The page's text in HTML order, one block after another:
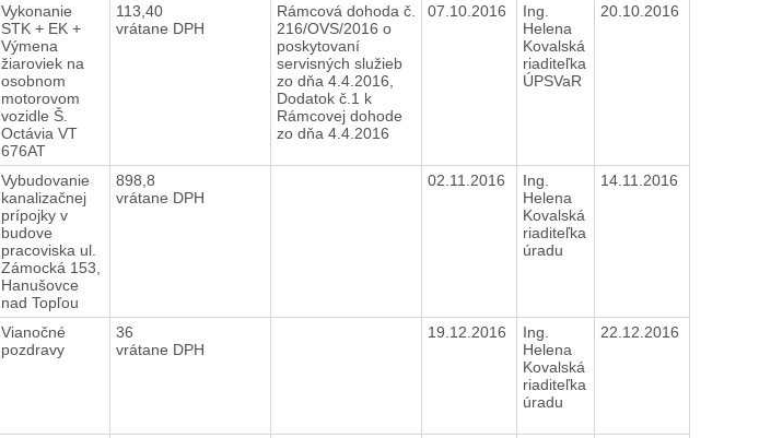
Vykonanie
STK + EK +
Výmena
žiaroviek na
osobnom
motorovom
vozidle Š.
Octávia VT
676AT
113,40
vrátane DPH
Rámcová dohoda č.
216/OVS/2016 o
poskytovaní
servisných služieb
zo dňa 4.4.2016,
Dodatok č.1 k
Rámcovej dohode
zo dňa 4.4.2016
07.10.2016
Ing.
Helena
Kovalská
riaditeľka
ÚPSVaR
20.10.2016
Vybudovanie
kanalizačnej
prípojky v
budove
pracoviska ul.
Zámocká 153,
Hanušovce
nad Topľou
898,8
vrátane DPH
02.11.2016
Ing.
Helena
Kovalská
riaditeľka
úradu
14.11.2016
Vianočné
pozdravy
36
vrátane DPH
19.12.2016
Ing.
Helena
Kovalská
riaditeľka
úradu
22.12.2016